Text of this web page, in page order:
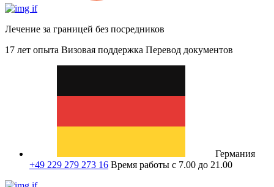
Лечение за границей без посредников
17 лет опыта Визовая поддержка Перевод документов
Германия
+49 229 279 273 16 Время работы с 7.00 до 21.00